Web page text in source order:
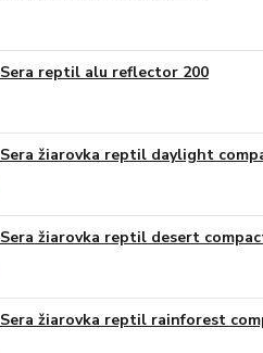
Sera reptil alu reflector 200
Sera žiarovka reptil daylight
Sera žiarovka reptil desert
Sera žiarovka reptil rainforest